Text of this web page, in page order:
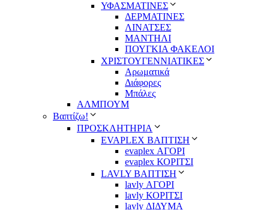
ΥΦΑΣΜΑΤΙΝΕΣ
ΔΕΡΜΑΤΙΝΕΣ
ΛΙΝΑΤΣΕΣ
ΜΑΝΤΗΛΙ
ΠΟΥΓΚΙΑ ΦΑΚΕΛΟΙ
ΧΡΙΣΤΟΥΓΕΝΝΙΑΤΙΚΕΣ
Αρωματικά
Διάφορες
Μπάλες
ΑΛΜΠΟΥΜ
Βαπτίζω!
ΠΡΟΣΚΛΗΤΗΡΙΑ
EVAPLEX ΒΑΠΤΙΣΗ
evaplex ΑΓΟΡΙ
evaplex ΚΟΡΙΤΣΙ
LAVLY ΒΑΠΤΙΣΗ
lavly ΑΓΟΡΙ
lavly ΚΟΡΙΤΣΙ
lavly ΔΙΔΥΜΑ